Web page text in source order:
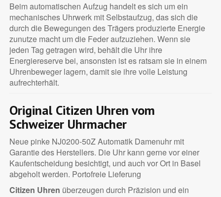
Beim automatischen Aufzug handelt es sich um ein
mechanisches Uhrwerk mit Selbstaufzug, das sich die
durch die Bewegungen des Trägers produzierte Energie
zunutze macht um die Feder aufzuziehen. Wenn sie
jeden Tag getragen wird, behält die Uhr ihre
Energiereserve bei, ansonsten ist es ratsam sie in einem
Uhrenbeweger lagern, damit sie ihre volle Leistung
aufrechterhält.
Original Citizen Uhren vom
Schweizer Uhrmacher
Neue pinke NJ0200-50Z Automatik Damenuhr mit
Garantie des Herstellers. Die Uhr kann gerne vor einer
Kaufentscheidung besichtigt, und auch vor Ort in Basel
abgeholt werden. Portofreie Lieferung
Citizen Uhren überzeugen durch Präzision und ein